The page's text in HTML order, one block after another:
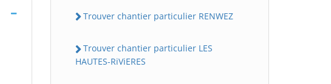
Trouver chantier particulier RENWEZ
Trouver chantier particulier LES
HAUTES-RiViERES